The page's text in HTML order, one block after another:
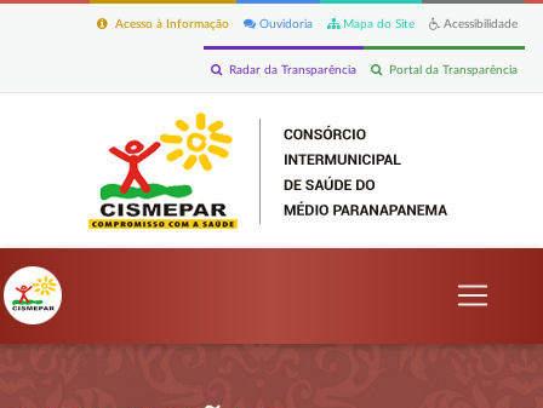
Acessibilidade
Mapa do Site
Ouvidoria
Acesso à Informação
Portal da Transparência
Radar da Transparência